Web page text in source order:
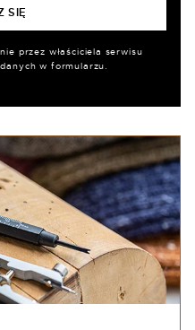
przez właściciela serwisu
w formularzu.